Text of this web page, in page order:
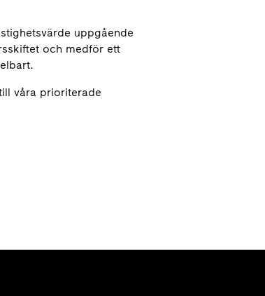
uppgående
och medför ett
våra prioriterade